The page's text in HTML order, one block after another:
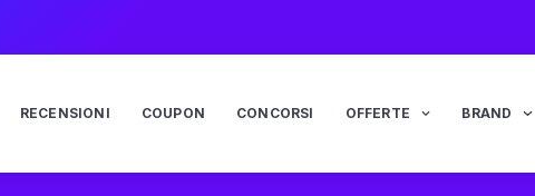
RECENSIONI COUPON CONCORSI OFFERTE BRAND